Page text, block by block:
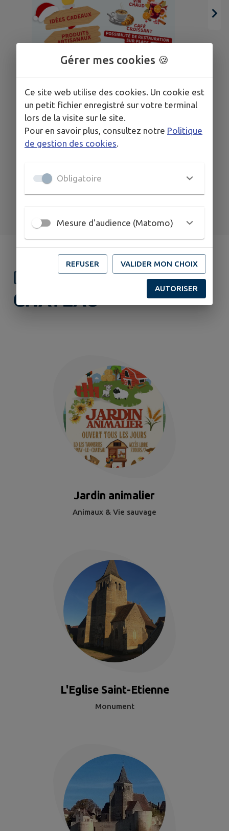
03
JUIL.
01
OCT.
AINAY-LE-CHÂTEAU
Appel aux exposants : Marché
TOUS LES ÉVÉNEMENTS
DÉCOUVRIRAINAY-LE-
CHÂTEAU
Jardin animalier
Animaux & Vie sauvage
L'Eglise Saint-Etienne
Monument
Gérer mes cookies 🍪
Ce site web utilise des cookies. Un cookie est
un petit fichier enregistré sur votre terminal
lors de la visite sur le site.
Pour en savoir plus, consultez notre Politique
de gestion des cookies
Obligatoire
Mesure d'audience (Matomo)
REFUSER VALIDER MON CHOIX
AUTORISER